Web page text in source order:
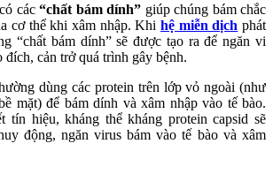
các “chất bám dính” giúp chúng bám chắc
cơ thể khi xâm nhập. Khi hệ miễn dịch phát
“chất bám dính” sẽ được tạo ra để ngăn vi
đích, cản trở quá trình gây bệnh.
dùng các protein trên lớp vỏ ngoài (như
mặt) để bám dính và xâm nhập vào tế bào.
tín hiệu, kháng thể kháng protein capsid sẽ
động, ngăn virus bám vào tế bào và xâm